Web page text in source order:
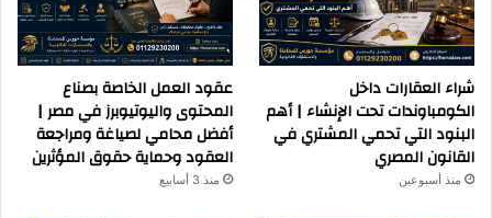
شراء العقارات داخل
الكومباوندات تحت الإنشاء | أهم
البنود التي تحمي المشتري في
القانون المصري
منذ أسبوعين
عقود العمل الخاصة بصناع
المحتوى واليوتيوبرز في مصر |
أفضل محامي لصياغة ومراجعة
العقود وحماية حقوق المؤثرين
منذ 3 أسابيع